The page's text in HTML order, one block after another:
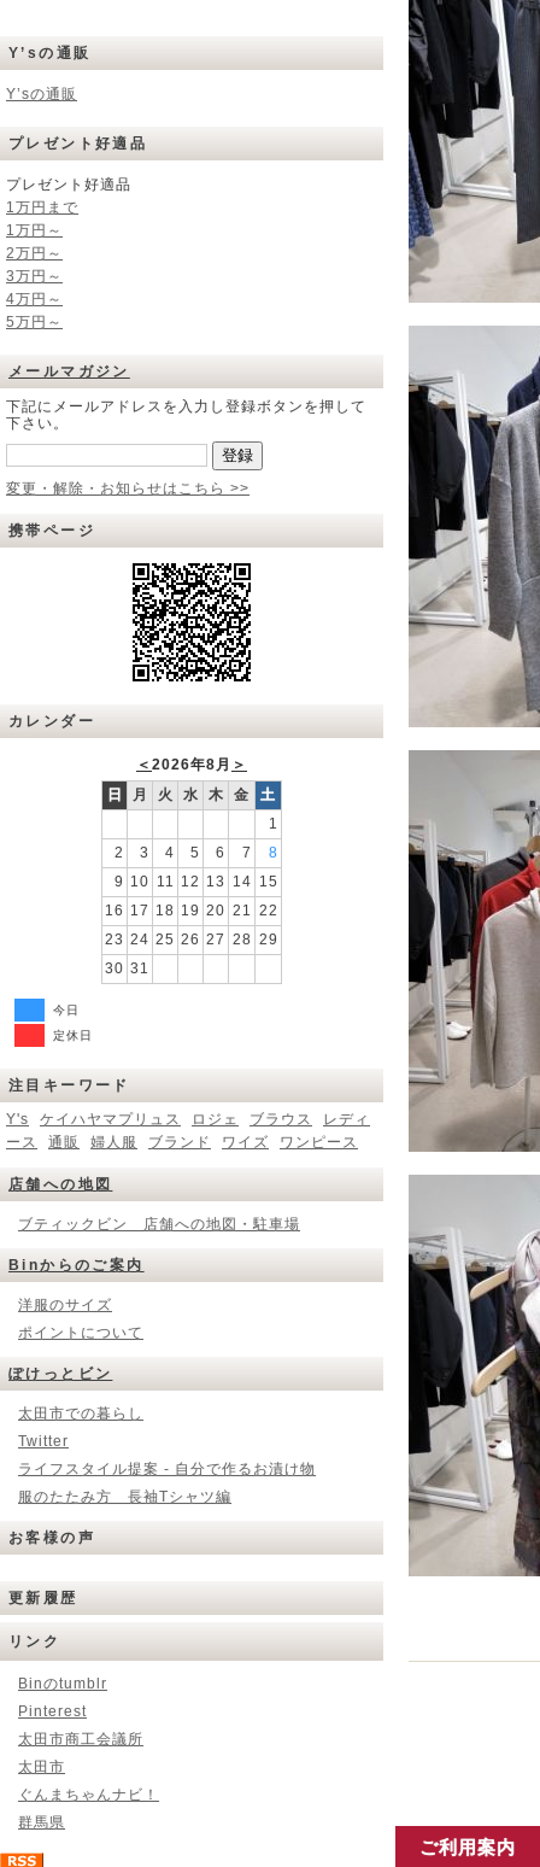
Y’sの通販
Y’sの通販
プレゼント好適品
プレゼント好適品
1万円まで
1万円～
2万円～
3万円～
4万円～
5万円～
メールマガジン
下記にメールアドレスを入力し登録ボタンを押して
下さい。
変更・解除・お知らせはこちら >>
携帯ページ
カレンダー
＜ 2026年8月 ＞
日
月 火 水 木 金
土
1
2
3 4 5 6 7
8
9 10 11 12 13 14 15
16 17 18 19 20 21 22
23 24 25 26 27 28 29
30 31
今日
定休日
注目キーワード
Y's
ケイハヤマプリュス ロジェ ブラウス
レディ
ース
通販 婦人服 ブランド ワイズ ワンピース
店舗への地図
ブティックビン 店舗への地図・駐車場
Binからのご案内
洋服のサイズ
ポイントについて
ぽけっとビン
太田市での暮らし
Twitter
ライフスタイル提案 - 自分で作るお漬け物
服のたたみ方 長袖Tシャツ編
お客様の声
更新履歴
リンク
Binのtumblr
Pinterest
太田市商工会議所
太田市
ぐんまちゃんナビ！
群馬県
ご利用案内